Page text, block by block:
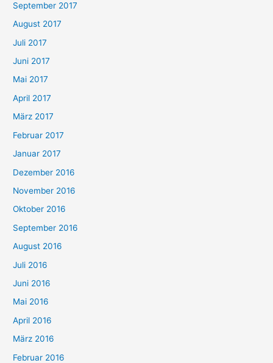
September 2017
August 2017
Juli 2017
Juni 2017
Mai 2017
April 2017
März 2017
Februar 2017
Januar 2017
Dezember 2016
November 2016
Oktober 2016
September 2016
August 2016
Juli 2016
Juni 2016
Mai 2016
April 2016
März 2016
Februar 2016